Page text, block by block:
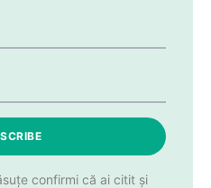
confirmi că ai citit și